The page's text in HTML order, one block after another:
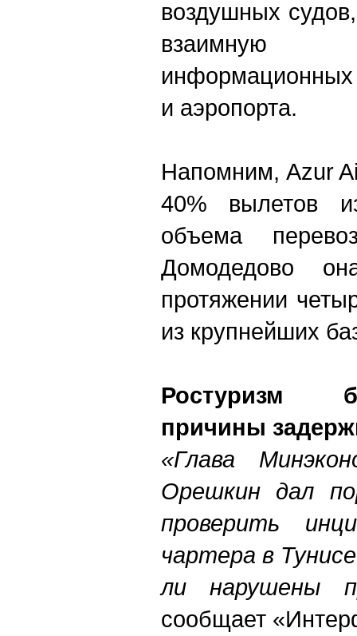
воздушных
и аэропорта.
Напомним, Azur
40% вылетов
объема
Домодедово
протяжении
из крупнейших
Ростуризм
причины
«Глава
Орешкин дал
проверить
чартера в
ли нарушены
сообщает